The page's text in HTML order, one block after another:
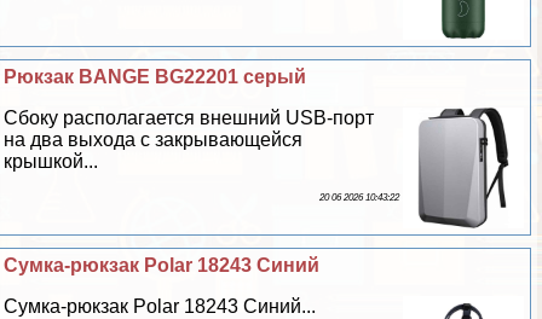
Рюкзак BANGE BG22201 серый
Сбоку располагается внешний USB-порт
на два выхода с закрывающейся
крышкой...
20 06 2026 10:43:22
Сумка-рюкзак Polar 18243 Синий
Сумка-рюкзак Polar 18243 Синий...